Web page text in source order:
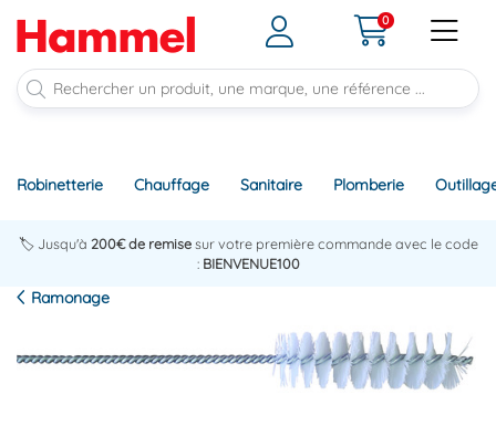
0
Robinetterie Chauffage Sanitaire Plomberie
🏷️ Jusqu'à 200€ de remisesur votre première commande avec le code
: BIENVENUE100
Ramonage